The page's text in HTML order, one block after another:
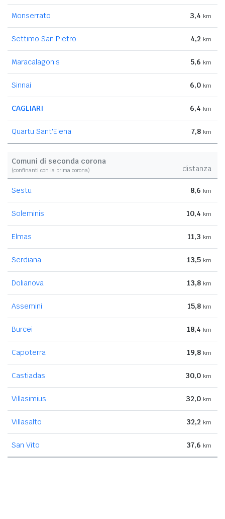
Monserrato 3,4 km
Settimo San Pietro 4,2 km
Maracalagonis 5,6 km
Sinnai 6,0 km
CAGLIARI 6,4 km
Quartu Sant'Elena 7,8 km
Comuni di seconda corona
(confinanti con la prima corona) distanza
Sestu 8,6 km
Soleminis 10,4 km
Elmas 11,3 km
Serdiana 13,5 km
Dolianova 13,8 km
Assemini 15,8 km
Burcei 18,4 km
Capoterra 19,8 km
Castiadas 30,0 km
Villasimius 32,0 km
Villasalto 32,2 km
San Vito 37,6 km